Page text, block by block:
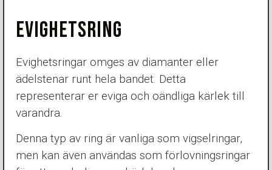
EVIGHETSRING
Evighetsringar omges av diamanter eller
ädelstenar runt hela bandet. Detta
representerar er eviga och oändliga kärlek till
varandra.
Denna typ av ring är vanliga som vigselringar,
men kan även användas som förlovningsringar